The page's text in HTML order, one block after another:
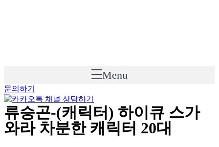
Menu
문의하기
류승곤-(캐릭터) 하이큐 스가
와라 차분한 캐릭터 20대